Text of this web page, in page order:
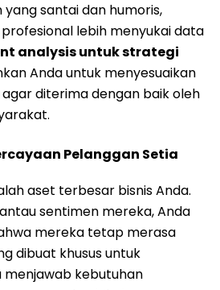
santai dan humoris,
lebih menyukai data
analysis untuk strategi
Anda untuk menyesuaikan
agar diterima dengan baik oleh
Pelanggan Setia
aset terbesar bisnis Anda.
sentimen mereka, Anda
mereka tetap merasa
dibuat khusus untuk
menjawab kebutuhan